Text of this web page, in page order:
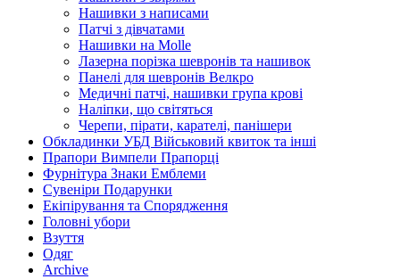
Нашивки з написами
Патчі з дівчатами
Нашивки на Molle
Лазерна порізка шевронів та нашивок
Панелі для шевронів Велкро
Медичні патчі, нашивки група крові
Наліпки, що світяться
Черепи, пірати, карателі, панішери
Обкладинки УБД Військовий квиток та інші
Прапори Вимпели Прапорці
Фурнітура Знаки Емблеми
Сувеніри Подарунки
Екіпірування та Спорядження
Головні убори
Взуття
Одяг
Archive